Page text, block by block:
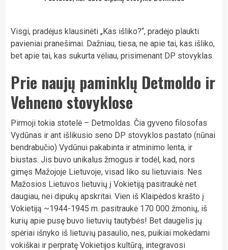
Visgi, pradėjus klausinėti „Kas išliko?“, pradėjo plaukti
pavieniai pranešimai. Dažniau, tiesa, ne apie tai, kas išliko,
bet apie tai, kas sukurta vėliau, prisimenant DP stovyklas.
Prie naujų paminklų Detmoldo ir
Vehneno stovyklose
Pirmoji tokia stotelė – Detmoldas. Čia gyveno filosofas
Vydūnas ir ant išlikusio seno DP stovyklos pastato (nūnai
bendrabučio) Vydūnui pakabinta ir atminimo lenta, ir
biustas. Jis buvo unikalus žmogus ir todėl, kad, nors
gimęs Mažojoje Lietuvoje, visad liko su lietuviais. Nes
Mažosios Lietuvos lietuvių į Vokietiją pasitraukė net
daugiau, nei dipukų apskritai. Vien iš Klaipėdos krašto į
Vokietiją ~1944-1945 m. pasitraukė 170 000 žmonių, iš
kurių apie pusę buvo lietuvių tautybės! Bet daugelis jų
spėriai išnyko iš lietuvių pasaulio, nes, puikiai mokėdami
vokiškai ir perpratę Vokietijos kultūrą, integravosi